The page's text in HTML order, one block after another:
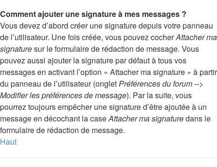
Comment ajouter une signature à mes messages ?
Vous devez d’abord créer une signature depuis votre panneau
de l’utilisateur. Une fois créée, vous pouvez cocherAttacher ma
signaturesur le formulaire de rédaction de message. Vous
pouvez aussi ajouter la signature par défaut à tous vos
messages en activant l’option « Attacher ma signature » à partir
du panneau de l’utilisateur (ongletPréférences du forum -->
Modifier les préférences de message). Par la suite, vous
pourrez toujours empêcher une signature d’être ajoutée à un
message en décochant la caseAttacher ma signaturedans le
formulaire de rédaction de message.
Haut